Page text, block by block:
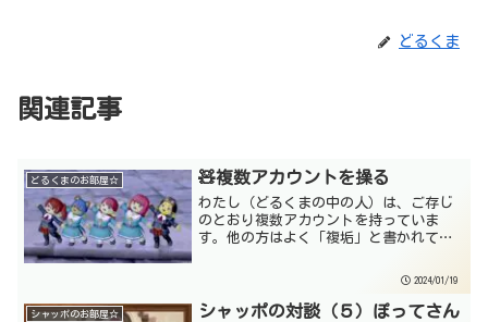
どるくま
関連記事
どるくまのお部屋☆ 🧸複数アカウントを操る
わたし（どるくまの中の人）は、ご存じ
のとおり複数アカウントを持っていま
す。他の方はよく「複垢」と書かれてま
でないので、わたしはわざわざ「複ア
カ」って書いてますけども意味的には同
じです。ネット界隈に限らずで...
2024/01/19
シャッポのお部屋☆
シャッポの対談（５）ぽってさん